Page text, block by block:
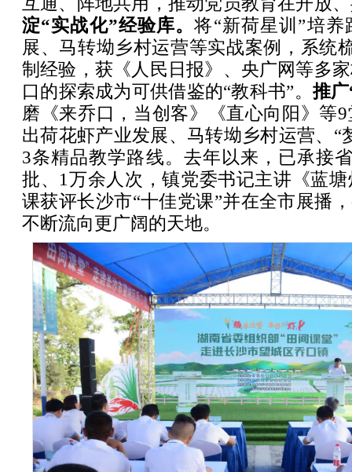
淀“实战化”经验库。将“新荷星训”培
展、马转坳乡村运营等实战案例，系统
制经验，获《人民日报》、央广网等多
口的探索成为可供借鉴的“教科书”。 推
磨《来乔口，当创客》《直心向阳》等
出荷花虾产业发展、马转坳乡村运营、“
3条精品教学路线。去年以来，已承接
批、1万余人次，镇党委书记主讲《蓝
课获评长沙市“十佳党课”并在全市展播
不断流向更广阔的天地。